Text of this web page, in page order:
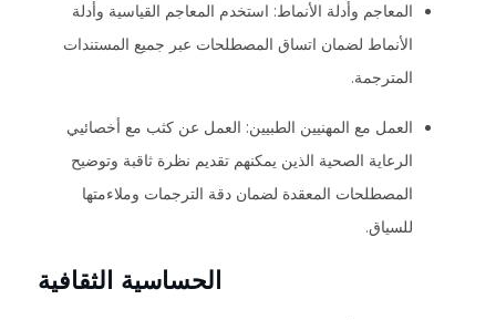
المعاجم وأدلة الأنماط: استخدم المعاجم القياسية وأدلة
الأنماط لضمان اتساق المصطلحات عبر جميع المستندات
المترجمة.
العمل مع المهنيين الطبيين: العمل عن كثب مع أخصائيي
الرعاية الصحية الذين يمكنهم تقديم نظرة ثاقبة وتوضيح
المصطلحات المعقدة لضمان دقة الترجمات وملاءمتها
للسياق.
الحساسية الثقافية